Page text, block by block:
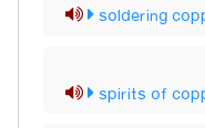
soldering
spirits of